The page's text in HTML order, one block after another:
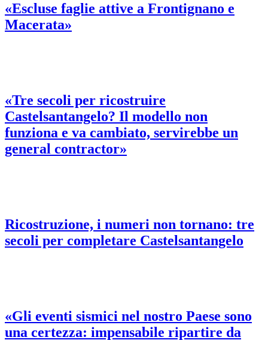
«Escluse faglie attive a Frontignano e
Macerata»
«Tre secoli per ricostruire
Castelsantangelo? Il modello non
funziona e va cambiato, servirebbe un
general contractor»
Ricostruzione, i numeri non tornano: tre
secoli per completare Castelsantangelo
«Gli eventi sismici nel nostro Paese sono
una certezza: impensabile ripartire da